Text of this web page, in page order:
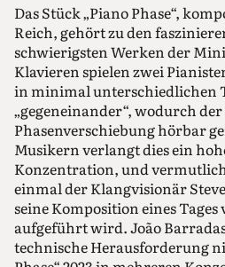
Das Stück „Piano Phase“,
Reich, gehört zu den
schwierigsten Werken der
Klavieren spielen zwei
in minimal unterschiedlichen
„gegeneinander“, wodurch
Phasenverschiebung hörbar
Musikern verlangt dies ein
Konzentration, und
einmal der Klangvisionär
seine Komposition eines
aufgeführt wird. João
technische Herausforderung